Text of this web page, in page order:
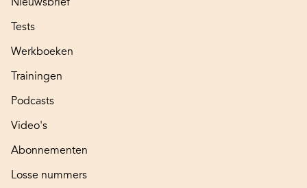
Tests
Werkboeken
Trainingen
Podcasts
Video's
Abonnementen
Losse nummers